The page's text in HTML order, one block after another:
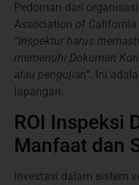
Pedoman dari
Association of California
“Inspektur harus
memenuhi Dokumen
atau pengujian”. Ini
lapangan.
ROI Inspeksi
Manfaat dan
Investasi dalam sistem